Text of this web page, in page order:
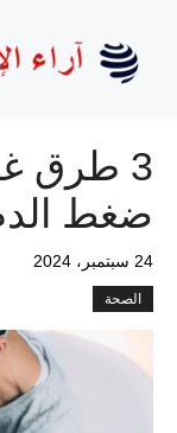
المحتوى
3 طرق
ضغط
24 سبتمبر، 2024
الصحة